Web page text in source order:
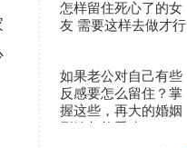
怎样留住死心了的女
友 需要这样去做才行
如果老公对自己有些
反感要怎么留住？掌
握这些，再大的婚姻